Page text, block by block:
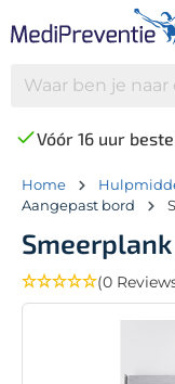
Vóór 16 uur
Home
Aangepast bord
(0